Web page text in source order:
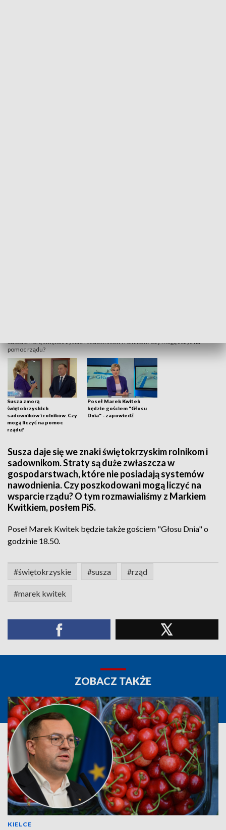
Susza zmorą świętokrzyskich sadowników i rolników. Czy mogą liczyć na
pomoc rządu?
Susza zmorą
świętokrzyskich
sadowników i rolników. Czy
mogą liczyć na pomoc
rządu?
Poseł Marek Kwitek
będzie gościem "Głosu
Dnia" - zapowiedź
Susza daje się we znaki świętokrzyskim rolnikom i
sadownikom. Straty są duże zwłaszcza w
gospodarstwach, które nie posiadają systemów
nawodnienia. Czy poszkodowani mogą liczyć na
wsparcie rządu? O tym rozmawialiśmy z Markiem
Kwitkiem, posłem PiS.
Poseł Marek Kwitek będzie także gościem "Głosu Dnia" o
godzinie 18.50.
#świętokrzyskie #susza #rząd
#marek kwitek
ZOBACZ TAKŻE
KIELCE